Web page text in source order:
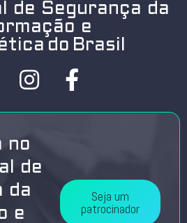
de Segurança da
e
do Brasil
no
de
da
e
Seja um
patrocinador